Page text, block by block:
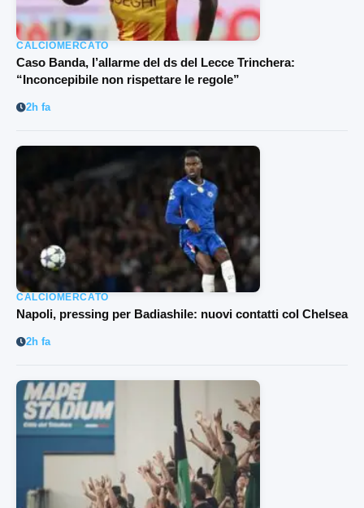
CALCIOMERCATO
Caso Banda, l’allarme del ds del Lecce Trinchera:
“Inconcepibile non rispettare le regole”
2h fa
CALCIOMERCATO
Napoli, pressing per Badiashile: nuovi contatti col Chelsea
2h fa